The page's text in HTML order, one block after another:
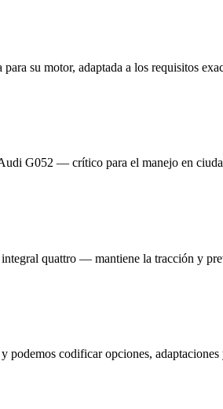
su motor, adaptada a los requisitos
G052 — crítico para el manejo en
quattro — mantiene la tracción y
codificar opciones,